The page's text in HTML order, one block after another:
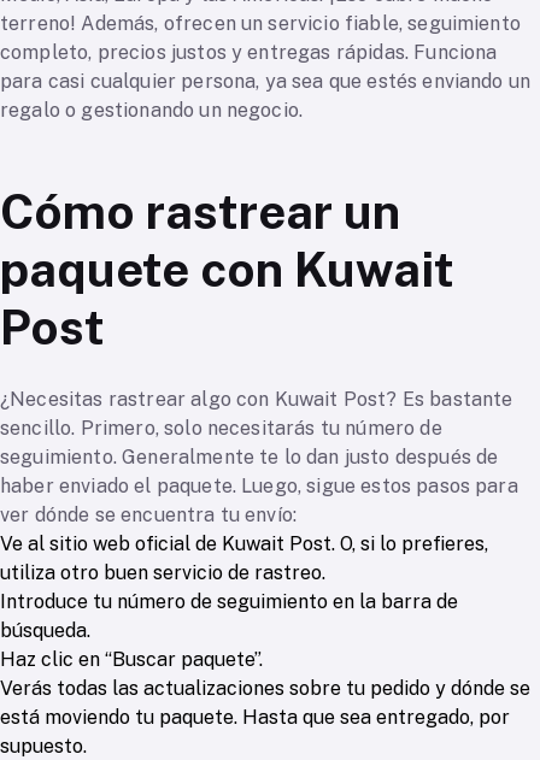
terreno! Además, ofrecen un servicio fiable, seguimiento
completo, precios justos y entregas rápidas. Funciona
para casi cualquier persona, ya sea que estés enviando un
regalo o gestionando un negocio.
Cómo rastrear un
paquete con Kuwait
Post
¿Necesitas rastrear algo con Kuwait Post? Es bastante
sencillo. Primero, solo necesitarás tu número de
seguimiento. Generalmente te lo dan justo después de
haber enviado el paquete. Luego, sigue estos pasos para
ver dónde se encuentra tu envío:
Ve al sitio web oficial de Kuwait Post. O, si lo prefieres,
utiliza otro buen servicio de rastreo.
Introduce tu número de seguimiento en la barra de
búsqueda.
Haz clic en “Buscar paquete”.
Verás todas las actualizaciones sobre tu pedido y dónde se
está moviendo tu paquete. Hasta que sea entregado, por
supuesto.